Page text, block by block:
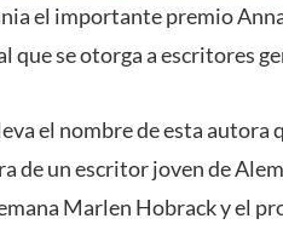
el importante premio
que se otorga a escritores
el nombre de esta autora
de un escritor joven de
Marlen Hobrack y el